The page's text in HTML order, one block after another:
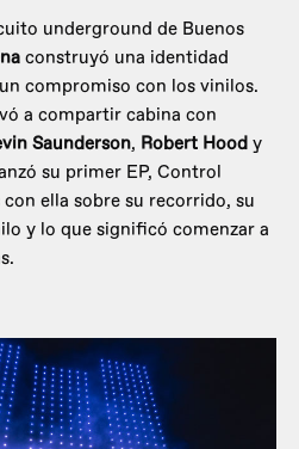
underground de Buenos
construyó una identidad
compromiso con los vinilos.
a compartir cabina con
Saunderson, Robert Hood y
su primer EP, Control
ella sobre su recorrido, su
y lo que significó comenzar a